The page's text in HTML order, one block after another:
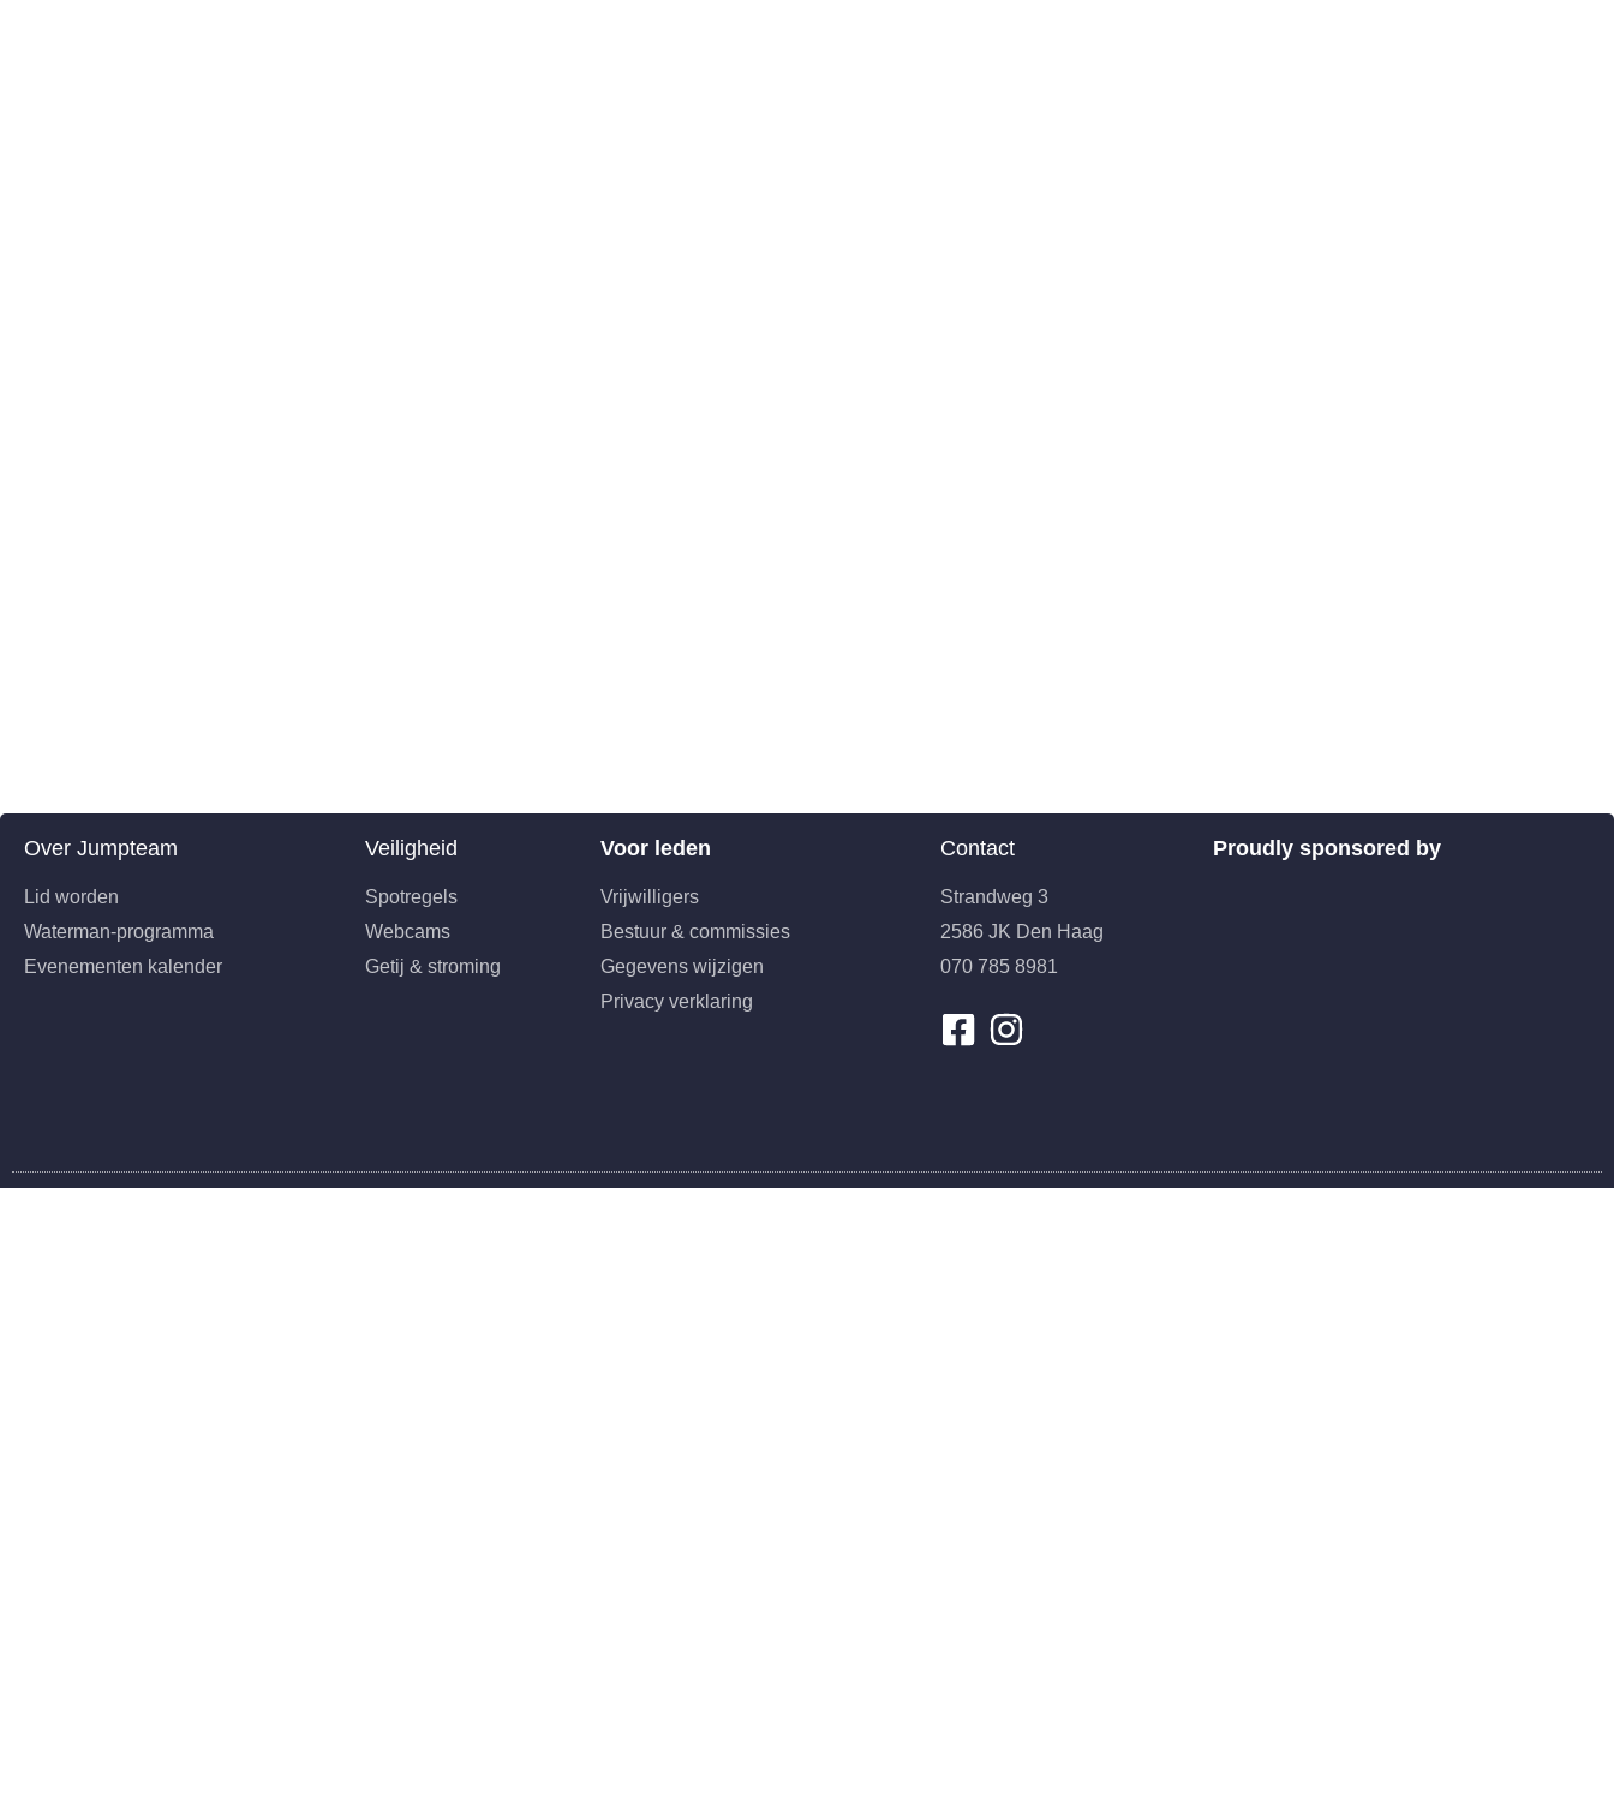
Over Jumpteam
Lid worden
Waterman-programma
Evenementen kalender
Veiligheid
Spotregels
Webcams
Getij & stroming
Voor leden
Vrijwilligers
Bestuur & commissies
Gegevens wijzigen
Privacy verklaring
Contact
Strandweg 3
2586 JK Den Haag
070 785 8981
Proudly sponsored by